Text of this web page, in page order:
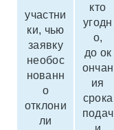
участни
ки, чью
заявку
необос
нованн
о
отклони
ли
кто
угодн
о,
до ок
ончан
ия
срока
подач